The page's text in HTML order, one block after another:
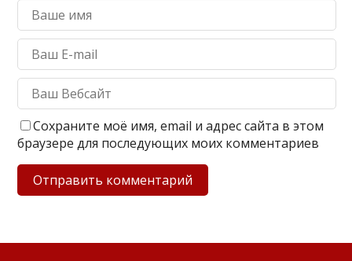
Сохраните моё имя, email и адрес сайта в этом
браузере для последующих моих комментариев